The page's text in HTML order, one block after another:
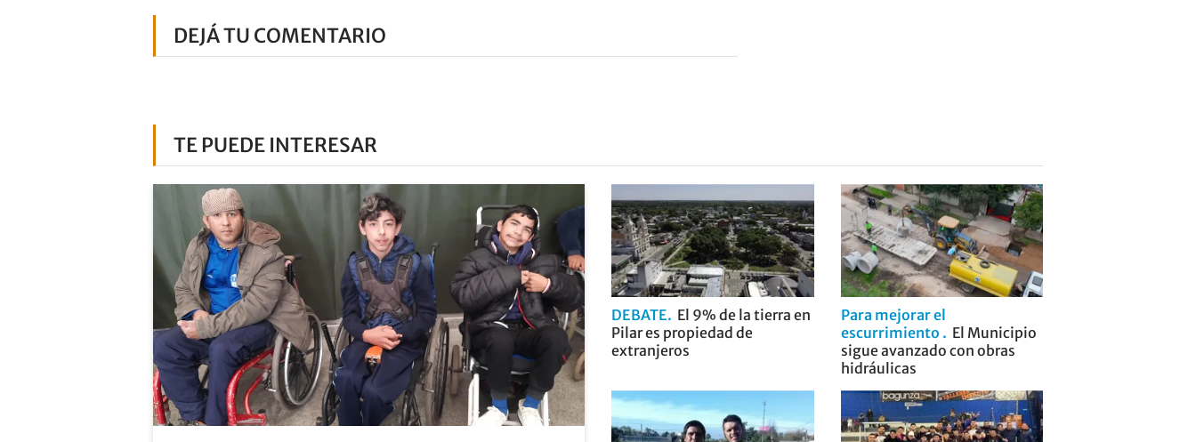
DEJÁ TU COMENTARIO
TE PUEDE INTERESAR
DEBATE
El 9% de la tierra en
Pilar es propiedad de
extranjeros
Para mejorar el
escurrimiento
El Municipio
sigue avanzado con obras
hidráulicas